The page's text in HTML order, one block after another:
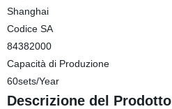
Shanghai
Codice SA
84382000
Capacità di Produzione
60sets/Year
Descrizione del Prodotto